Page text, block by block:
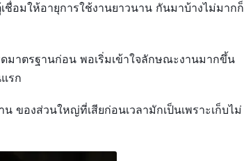
ชื่อมให้อายุการใช้งานยาวนาน กันมาบ้างไม่มากก็
มาตรฐานก่อน พอเริ่มเข้าใจลักษณะงานมากขึ้น
รก
ของส่วนใหญ่ที่เสียก่อนเวลามักเป็นเพราะเก็บไม่